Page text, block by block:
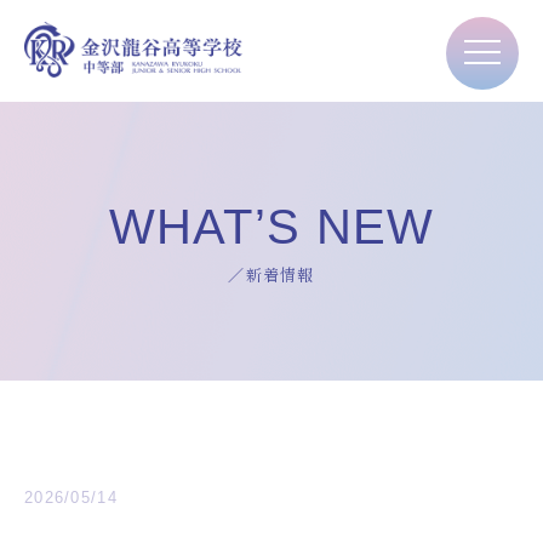
WHAT’S NEW
／新着情報
2026/05/14